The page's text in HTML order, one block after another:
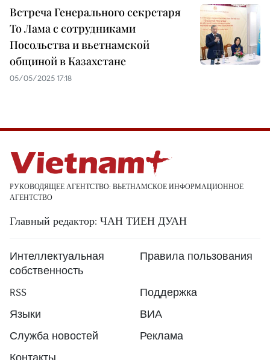
Встреча Генерального секретаря
То Лама с сотрудниками
Посольства и вьетнамской
общиной в Казахстане
05/05/2025 17:18
РУКОВОДЯЩЕЕ АГЕНТСТВО: ВЬЕТНАМСКОЕ ИНФОРМАЦИОННОЕ
АГЕНТСТВО
Главный редактор: ЧАН ТИЕН ДУАН
Интеллектуальная
собственность
Правила пользования
RSS
Поддержка
Языки
ВИА
Служба новостей
Реклама